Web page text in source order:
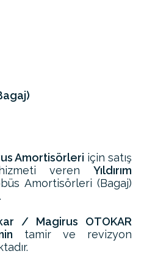
Amortisörleri için satış
veren Yıldırım
Amortisörleri (Bagaj)
/ Magirus OTOKAR
tamir ve revizyon